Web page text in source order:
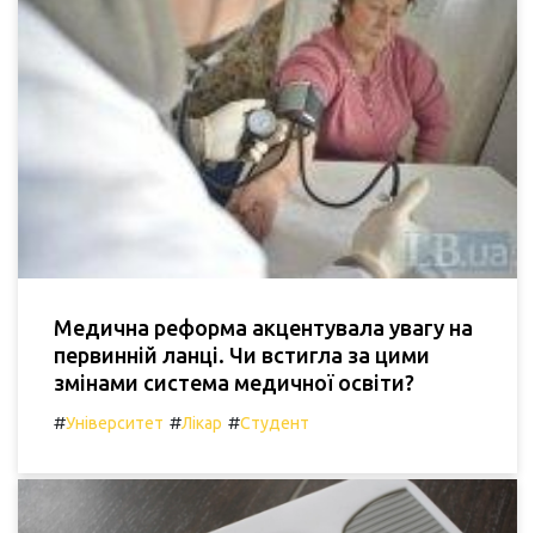
Медична реформа акцентувала увагу на
первинній ланці. Чи встигла за цими
змінами система медичної освіти?
#Університет #Лікар #Студент